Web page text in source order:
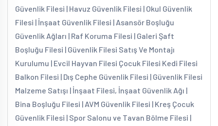
Güvenlik Filesi | Havuz Güvenlik Filesi | Okul Güvenlik
Filesi | İnşaat Güvenlik Filesi | Asansör Boşluğu
Güvenlik Ağları | Raf Koruma Filesi | Galeri Şaft
Boşluğu Filesi | Güvenlik Filesi Satış Ve Montajı
Kurulumu | Evcil Hayvan Filesi Çocuk Filesi Kedi Filesi
Balkon Filesi | Dış Cephe Güvenlik Filesi | Güvenlik Filesi
Malzeme Satışı | İnşaat Filesi, İnşaat Güvenlik Ağı |
Bina Boşluğu Filesi | AVM Güvenlik Filesi | Kreş Çocuk
Güvenlik Filesi | Spor Salonu ve Tavan Bölme Filesi |